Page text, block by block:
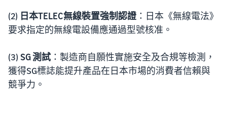
(2) 日本TELEC無線裝置強制認證：日本《無線電法》
要求指定的無線電設備應通過型號核准。
(3) SG 測試 ：製造商自願性實施安全及合規等檢測，
獲得SG標誌能提升產品在日本市場的消費者信賴與
競爭力。